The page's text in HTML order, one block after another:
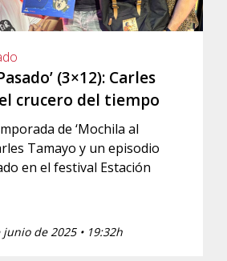
(3×12): Carles
crucero del tiempo
de ‘Mochila al
Tamayo y un episodio
en el festival Estación
de 2025 • 19:32h